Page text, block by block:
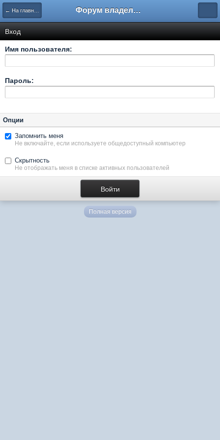
← На главную Форум владельцев интернет-магазинов
Вход
Имя пользователя:
Пароль:
Опции
Запомнить меня
Не включайте, если используете общедоступный компьютер
Скрытность
Не отображать меня в списке активных пользователей
Полная версия